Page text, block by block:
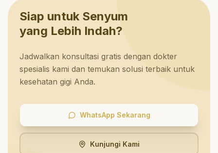
Siap untuk Senyum
yang Lebih Indah?
Jadwalkan konsultasi gratis dengan dokter
spesialis kami dan temukan solusi terbaik untuk
kesehatan gigi Anda.
WhatsApp Sekarang
Kunjungi Kami